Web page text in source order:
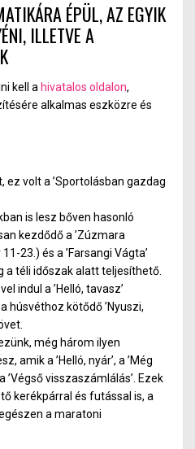
ÉPÜL, AZ EGYIK
ILLETVE A
kell a hivatalos oldalon,
alkalmas eszközre és
ez volt a ’Sportolásban gazdag
is lesz bőven hasonló
kezdődő a ’Zúzmara
23.) és a ’Farsangi Vágta’
a téli időszak alatt teljesíthető.
indul a ’Helló, tavasz’
húsvéthoz kötődő ’Nyuszi,
még három ilyen
amik a ’Helló, nyár’, a ’Még
’Végső visszaszámlálás’. Ezek
kerékpárral és futással is, a
a maratoni